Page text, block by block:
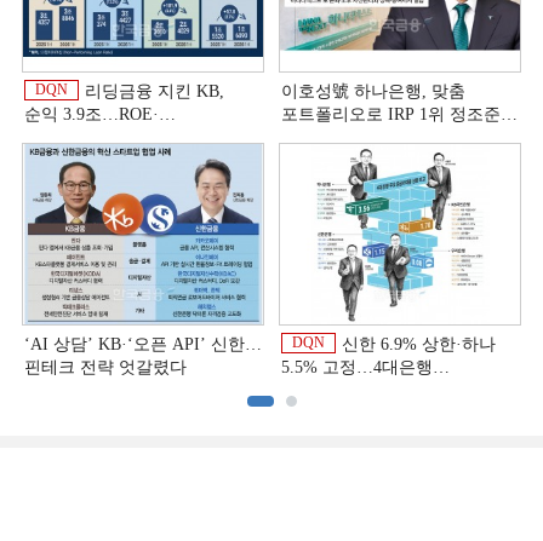
DQN
리딩금융 지킨 KB,
순익 3.9조…ROE·
상반기 금융 리그테이블]
이호성號 하나은행, 맞춤
포트폴리오로 IRP 1위 정조준
‘AI 상담’ KB·‘오픈 API’ 신한…
핀테크 전략 엇갈렸다
DQN
신한 6.9% 상한·하나
5.5% 고정…4대은행